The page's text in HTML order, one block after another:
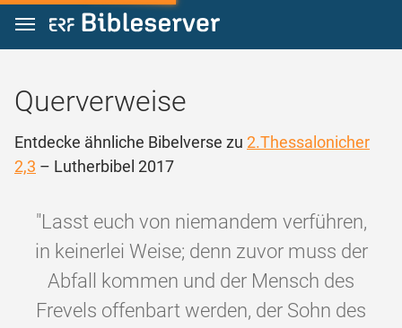
Zum Inhalt springen
Querverweise
Entdecke ähnliche Bibelverse zu 2.Thessalonicher
2,3 – Lutherbibel 2017
"Lasst euch von niemandem verführen,
in keinerlei Weise; denn zuvor muss der
Abfall kommen und der Mensch des
Frevels offenbart werden, der Sohn des